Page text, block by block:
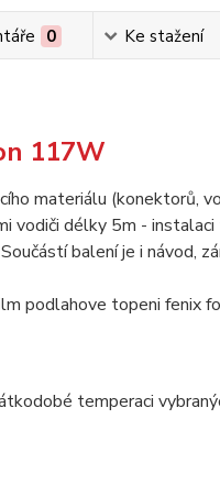
0 Ke stažení
117W
materiálu (konektorů,
vodiči délky 5m -
balení je i návod,
temperaci